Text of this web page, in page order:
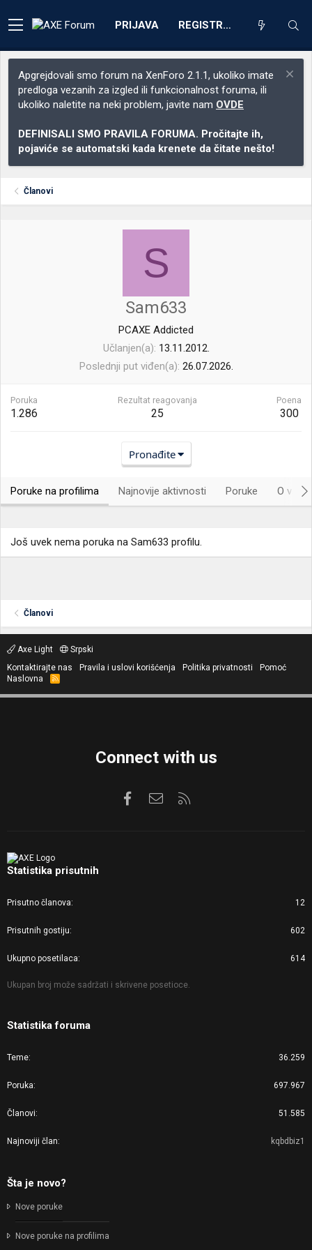
PRIJAVA REGISTRACIJA
Apgrejdovali smo forum na XenForo 2.1.1, ukoliko imate
predloga vezanih za izgled ili funkcionalnost foruma, ili
ukoliko naletite na neki problem, javite nam OVDE
DEFINISALI SMO PRAVILA FORUMA. Pročitajte ih,
pojaviće se automatski kada krenete da čitate nešto!
Članovi
S
Sam633
PCAXE Addicted
Učlanjen(a) 13.11.2012.
Poslednji put viđen(a) 26.07.2026.
Poruka
1.286
Rezultat reagovanja
25
Poena
300
Pronađite
Poruke na profilima Najnovije aktivnosti Poruke O
Još uvek nema poruka na Sam633 profilu.
Članovi
Axe Light
Srpski
Kontaktirajte nas
Pravila i uslovi korišćenja Politika privatnosti
Pomoć
Naslovna
R
S
Connect with us
FacebookKontaktirajte nas
Statistika prisutnih
Prisutno članova 12
Prisutnih gostiju 602
Ukupno posetilaca 614
Ukupan broj može sadržati i skrivene posetioce.
Statistika foruma
Teme 36.259
Poruka 697.967
Članovi 51.585
Najnoviji član kqbdbiz1
Šta je novo?
Nove poruke
Nove poruke na profilima